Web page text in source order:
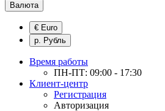
Валюта
€ Euro
р. Рубль
Время работы
ПН-ПТ: 09:00 - 17:30
Клиент-центр
Регистрация
Авторизация